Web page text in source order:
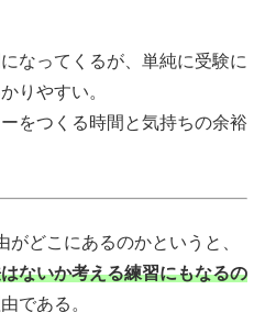
なってくるが、単純に受験に
りやすい。
をつくる時間と気持ちの余裕
どこにあるのかというと、
ないか考える練習にもなるの
である。